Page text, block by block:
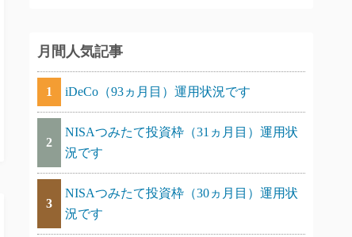
月間人気記事
1 iDeCo（93ヵ月目）運用状況です
2
NISAつみたて投資枠（31ヵ月目）運用状
況です
3
NISAつみたて投資枠（30ヵ月目）運用状
況です